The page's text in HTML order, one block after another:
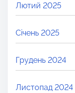
Лютий 2025
Січень 2025
Грудень 2024
Листопад 2024